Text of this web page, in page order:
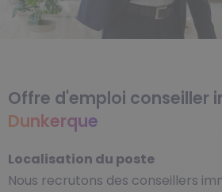
Offre d'emploi conseiller
Dunkerque
Localisation du poste
Nous recrutons des conseillers